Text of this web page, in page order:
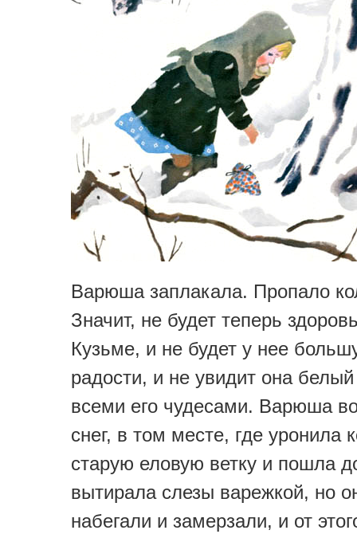
Варюша заплакала. Пропало
Значит, не будет теперь
Кузьме, и не будет у нее
радости, и не увидит она белый
всеми его чудесами. Варюша
снег, в том месте, где уронила
старую еловую ветку и пошла
вытирала слезы варежкой, но
набегали и замерзали, и от